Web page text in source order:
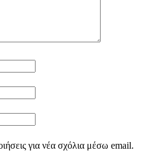
για νέα σχόλια μέσω email.